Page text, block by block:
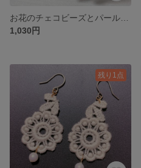
1,030円
残り1点